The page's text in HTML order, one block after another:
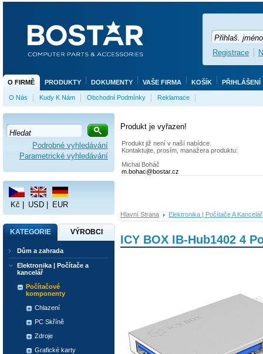
Produkt je vyřazen!
Produkt již není v naší nabídce.
Kontaktujte, prosím, manažera produktu:
Michal Boháč
m.bohac@bostar.cz
Hlavní Strana Elektronika | Počítače A Kancelář
ICY BOX IB-Hub1402 4
Podrobné vyhledávání
Parametrické vyhledávání
Kč USD EUR
KATEGORIE VÝROBCI
Dům a zahrada
Elektronika | Počítače a
kancelář
Počítačové
komponenty
Chlazení
PC Skříně
Zdroje
Grafické karty
O FIRMĚ PRODUKTY DOKUMENTY VAŠE FIRMA KOŠÍK PŘIHLÁŠENÍ
O Nás Kudy K Nám Obchodní Podmínky Reklamace
Registrace